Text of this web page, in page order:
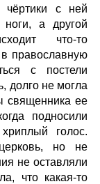
чёртики с ней
а другой
что-то
православную
с постели
долго не могла
священника ее
подносили
голос.
но не
не оставляли
что какая-то